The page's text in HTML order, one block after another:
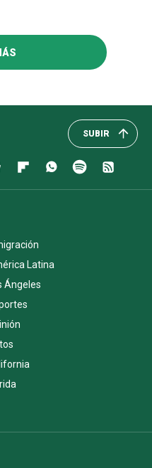
SUBIR
Latina
Ángeles